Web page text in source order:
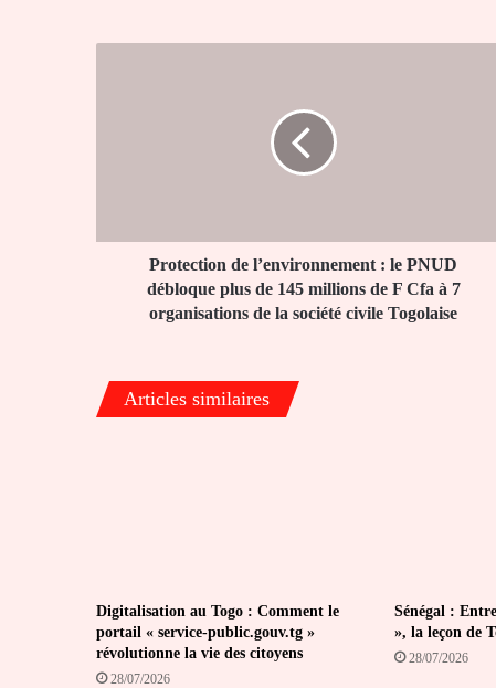
de
7
Protection de l’environnement : le PNUD
débloque plus de 145 millions de F Cfa à 7
organisations de la société civile Togolaise
Articles similaires
Digitalisation au Togo : Comment le
portail « service-public.gouv.tg »
révolutionne la vie des citoyens
28/07/2026
Sénégal :
», la leçon de
28/07/2026